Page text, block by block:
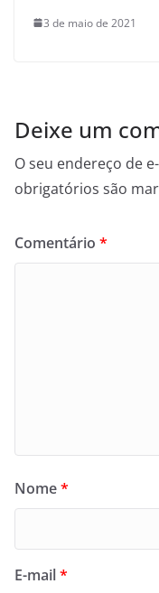
3 de maio de 2021
Deixe um
O seu endereço de
obrigatórios são
Comentário *
Nome*
E-mail*